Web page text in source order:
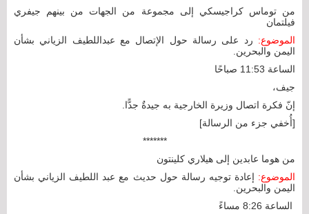
من توماس كراجيسكي إلى مجموعة من الجهات من بينهم جيفري
فيلتمان
الموضوع: رد على رسالة حول الإتصال مع عبداللطيف الزياني بشأن
اليمن والبحرين.
الساعة 11:53 صباحًا
جيف،
إنّ فكرة اتصال وزيرة الخارجية به جيدةٌ جدًّا.
[أُخفي جزء من الرسالة]
*******
من هوما عابدين إلى هيلاري كلينتون
الموضوع: إعادة توجيه رسالة حول حديث مع عبد اللطيف الزياني بشأن
اليمن والبحرين.
الساعة 8:26 مساءً